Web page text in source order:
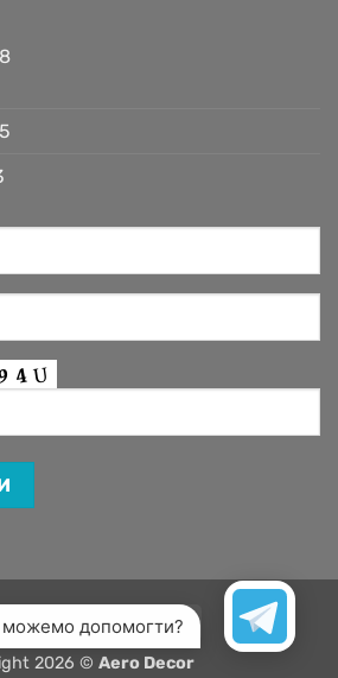
можемо допомогти?
MasterCardApple
Pay
Google
Pay
2026 © Aero Decor